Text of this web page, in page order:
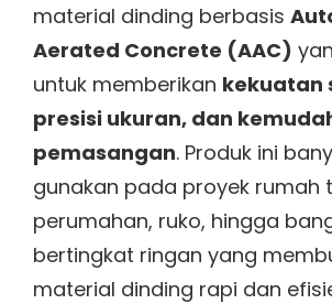
material dinding berbasis
Aerated Concrete (AAC)
untuk memberikan kekuatan
presisi ukuran, dan
pemasangan. Produk ini
gunakan pada proyek rumah
perumahan, ruko, hingga
bertingkat ringan yang
material dinding rapi dan